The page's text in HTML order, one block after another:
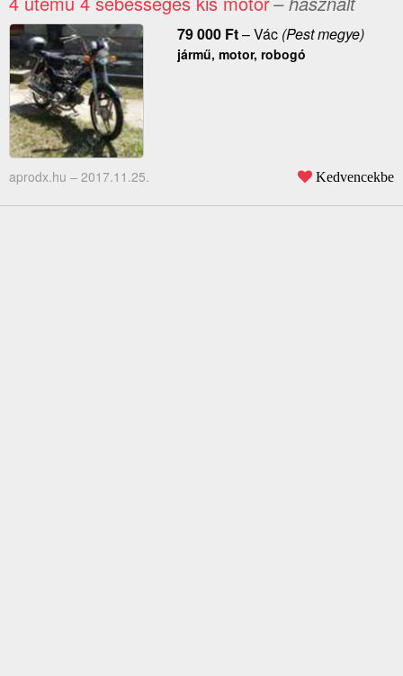
79 000 Ft–Vác(Pest megye)
jármű, motor, robogó
aprodx.hu – 2017.11.25. Kedvencekbe